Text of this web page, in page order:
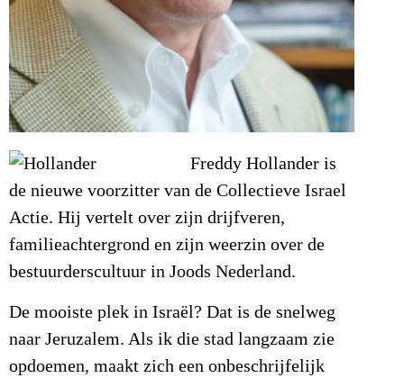
Freddy Hollander is
de nieuwe voorzitter van de Collectieve Israel
Actie. Hij vertelt over zijn drijfveren,
familieachtergrond en zijn weerzin over de
bestuurderscultuur in Joods Nederland.
De mooiste plek in Israël? Dat is de snelweg
naar Jeruzalem. Als ik die stad langzaam zie
opdoemen, maakt zich een onbeschrijfelijk